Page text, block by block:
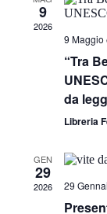
9
2026
9 Maggio
“Tra
da
Libreria
GEN
29
2026 29